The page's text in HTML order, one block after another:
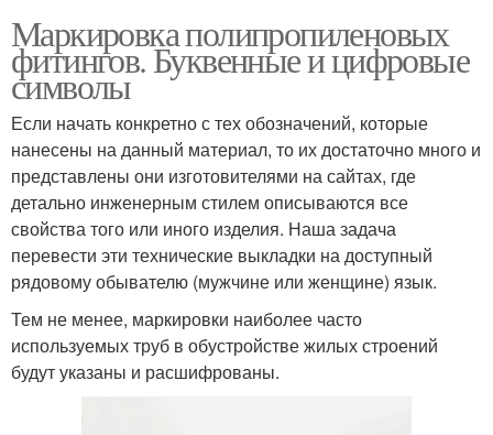
Маркировка полипропиленовых
фитингов. Буквенные и цифровые
символы
Если начать конкретно с тех обозначений, которые
нанесены на данный материал, то их достаточно много и
представлены они изготовителями на сайтах, где
детально инженерным стилем описываются все
свойства того или иного изделия. Наша задача
перевести эти технические выкладки на доступный
рядовому обывателю (мужчине или женщине) язык.
Тем не менее, маркировки наиболее часто
используемых труб в обустройстве жилых строений
будут указаны и расшифрованы.